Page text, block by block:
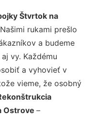
Štvrtok na
rukami prešlo
a budeme
vy. Každému
a vyhovieť v
vieme, že osobný
Ostrove –